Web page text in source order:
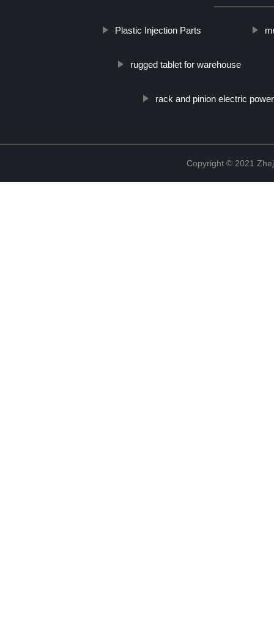
Plastic Injection Parts
rugged tablet for warehouse
rack and pinion electric
Copyright © 2021